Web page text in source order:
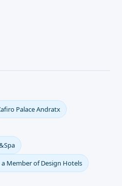
Palace Andratx
a Member of Design Hotels